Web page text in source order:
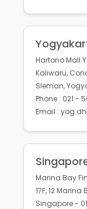
Hartono Mall
Kaliwaru,
Sleman,
Phone : 021 -
Email :
Marina Bay
17F, 12
Singapore -